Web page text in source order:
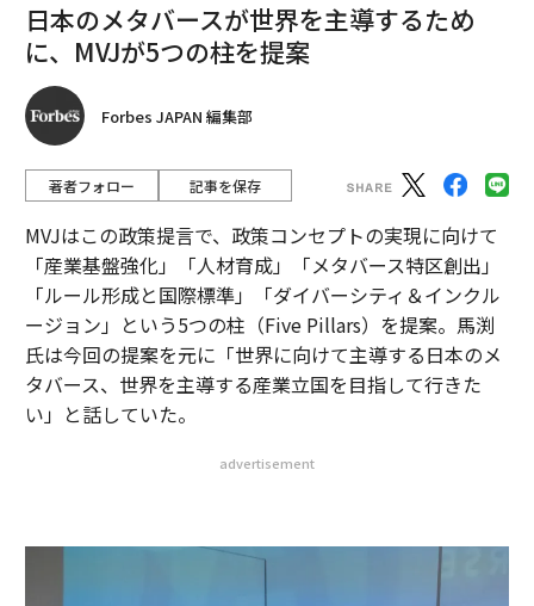
日本のメタバースが世界を主導するため
に、MVJが5つの柱を提案
Forbes JAPAN 編集部
著者フォロー 記事を保存
MVJはこの政策提言で、政策コンセプトの実現に向けて
「産業基盤強化」「人材育成」「メタバース特区創出」
「ルール形成と国際標準」「ダイバーシティ＆インクル
ージョン」という5つの柱（Five Pillars）を提案。馬渕
氏は今回の提案を元に「世界に向けて主導する日本のメ
タバース、世界を主導する産業立国を目指して行きた
い」と話していた。
advertisement